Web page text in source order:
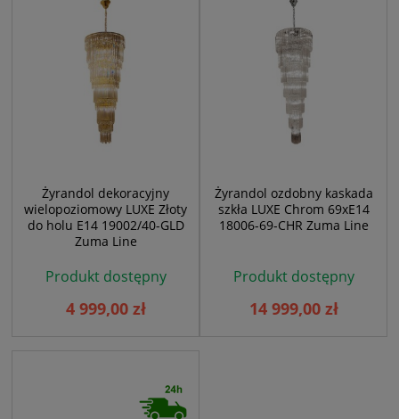
Żyrandol dekoracyjny
wielopoziomowy LUXE Złoty
do holu E14 19002/40-GLD
Zuma Line
Produkt dostępny
4 999,00 zł
Żyrandol ozdobny kaskada
szkła LUXE Chrom 69xE14
18006-69-CHR Zuma Line
Produkt dostępny
14 999,00 zł